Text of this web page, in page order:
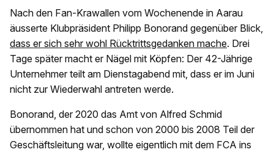
Nach den Fan-Krawallen vom Wochenende in Aarau
äusserte Klubpräsident Philipp Bonorand gegenüber Blick,
dass er sich sehr wohl Rücktrittsgedanken mache. Drei
Tage später macht er Nägel mit Köpfen: Der 42-Jährige
Unternehmer teilt am Dienstagabend mit, dass er im Juni
nicht zur Wiederwahl antreten werde.
Bonorand, der 2020 das Amt von Alfred Schmid
übernommen hat und schon von 2000 bis 2008 Teil der
Geschäftsleitung war, wollte eigentlich mit dem FCA ins